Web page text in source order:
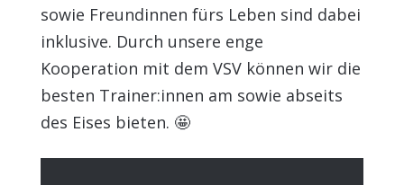
sowie Freundinnen fürs Leben sind dabei
inklusive. Durch unsere enge
Kooperation mit dem VSV können wir die
besten Trainer:innen am sowie abseits
des Eises bieten. 🤩